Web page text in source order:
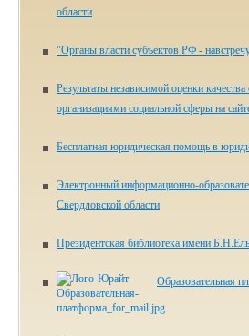
области
"Органы власти субъектов РФ -
Результаты независимой оценки качества
организациями социальной сферы на
Бесплатная юридическая помощь в
Электронный информационно-
Свердловской области
Президентская библиотека имени
Образовательная